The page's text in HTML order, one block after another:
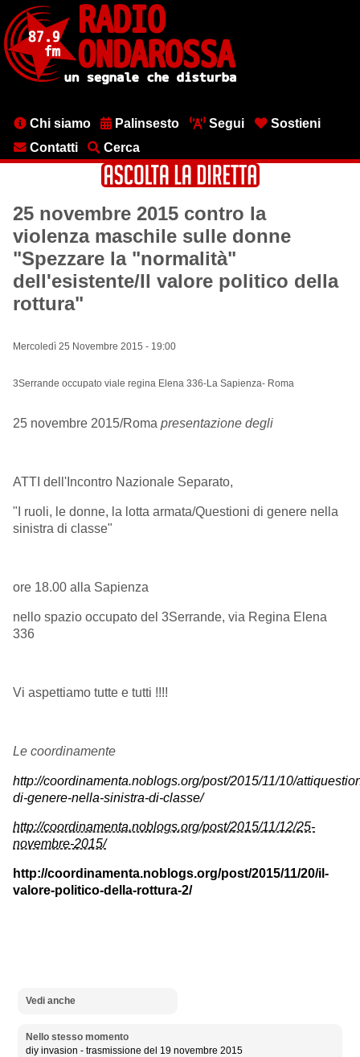
contenuto
principale
MenuChi siamo Palinsesto Segui
Sostieni
Contatti
Cerca
25 novembre 2015 contro la
violenza maschile sulle donne
"Spezzare la "normalità"
dell'esistente/Il valore politico della
rottura"
Mercoledì 25 Novembre 2015 - 19:00
3Serrande occupato viale regina Elena 336-La Sapienza- Roma
25 novembre 2015/Roma presentazione degli
ATTI dell'Incontro Nazionale Separato,
"I ruoli, le donne, la lotta armata/Questioni di genere nella
sinistra di classe"
ore 18.00 alla Sapienza
nello spazio occupato del 3Serrande, via Regina Elena
336
Vi aspettiamo tutte e tutti !!!!
Le coordinamente
http://coordinamenta.noblogs.org/post/2015/11/10/
di-genere-nella-sinistra-di-classe/
http://coordinamenta.noblogs.org/post/2015/11/12/25-
novembre-2015/
http://coordinamenta.noblogs.org/post/2015/11/20/il-
valore-politico-della-rottura-2/
Vedi anche
Nello stesso momento
diy invasion - trasmissione del 19 novembre 2015